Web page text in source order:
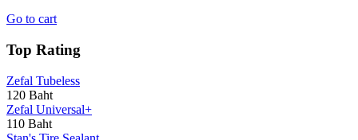
Go to cart
Top Rating
Zefal Tubeless
120 Baht
Zefal Universal+
110 Baht